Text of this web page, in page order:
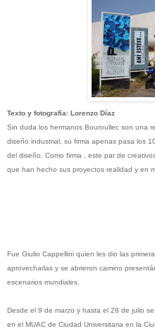
Texto y fotografía: Lorenzo Díaz
Sin duda los hermanos Bouroullec son una
diseño industrial, su firma apenas pasa los
del diseño. Como firma , este par de
que han hecho sus proyectos realidad y en
Fue Giulio Cappellini quien les dio las
aprovecharlas y se abrieron camino
escenarios mundiales.
Desde el 9 de marzo y hasta el 28 de julio
en el MUAC de Ciudad Universitaria en la